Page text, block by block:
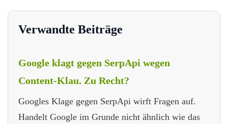
Verwandte Beiträge
Google klagt gegen SerpApi wegen
Content-Klau. Zu Recht?
Googles Klage gegen SerpApi wirft Fragen auf.
Handelt Google im Grunde nicht ähnlich wie das